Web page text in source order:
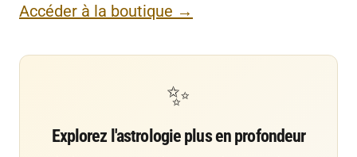
Accéder à la boutique →
✨
Explorez l'astrologie plus en profondeur